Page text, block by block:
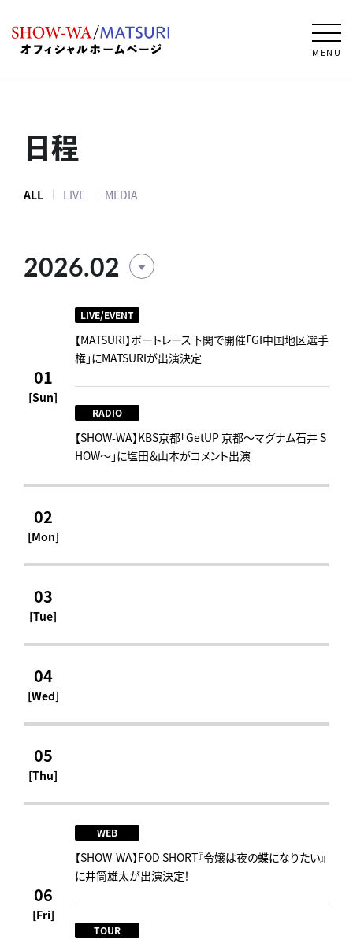
MENU
日程
ALL LIVE MEDIA
2026.02
01
[Sun]
LIVE/EVENT
【MATSURI】ボートレース下関で開催「GI中国地区選手
権」にMATSURIが出演決定
RADIO
【SHOW-WA】KBS京都「GetUP 京都～マグナム石井 S
HOW～」に塩田＆山本がコメント出演
02
[Mon]
03
[Tue]
04
[Wed]
05
[Thu]
06
[Fri]
WEB
【SHOW-WA】FOD SHORT『令嬢は夜の蝶になりたい』
に井筒雄太が出演決定！
TOUR